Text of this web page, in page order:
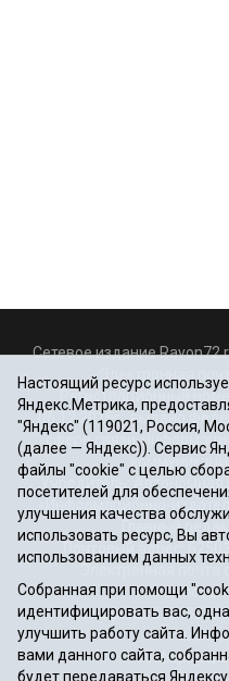
Сетевое издание
Регистрационный
06.12.2016г., выдано
сфере связи,
Учредитель:
«Информационно-
Главный
Почтовый адрес:
Электронная почта
Телефоны 8 (3452)
Настоящий ресурс
Яндекс.Метрика,
"Яндекс" (119021, Россия,
(далее — Яндекс)). Сервис
файлы "cookie" с целью
посетителей для
улучшения качества
использовать ресурс, Вы
использованием данных
Собранная при помощи
идентифицировать вас,
улучшить работу сайта.
вами данного сайта,
будет передаваться